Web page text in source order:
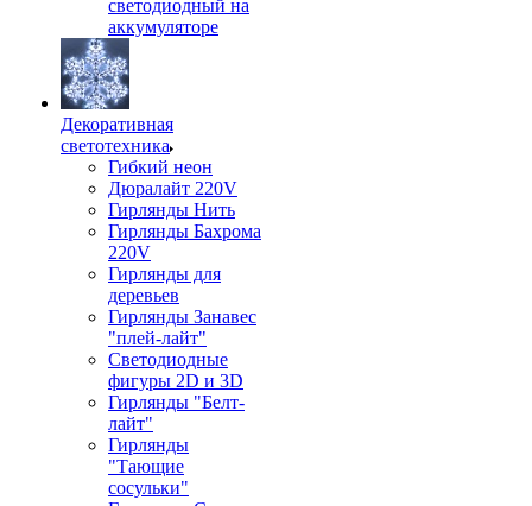
светодиодный на
аккумуляторе
Декоративная
светотехника
Гибкий неон
Дюралайт 220V
Гирлянды Нить
Гирлянды Бахрома
220V
Гирлянды для
деревьев
Гирлянды Занавес
"плей-лайт"
Светодиодные
фигуры 2D и 3D
Гирлянды "Белт-
лайт"
Гирлянды
"Тающие
сосульки"